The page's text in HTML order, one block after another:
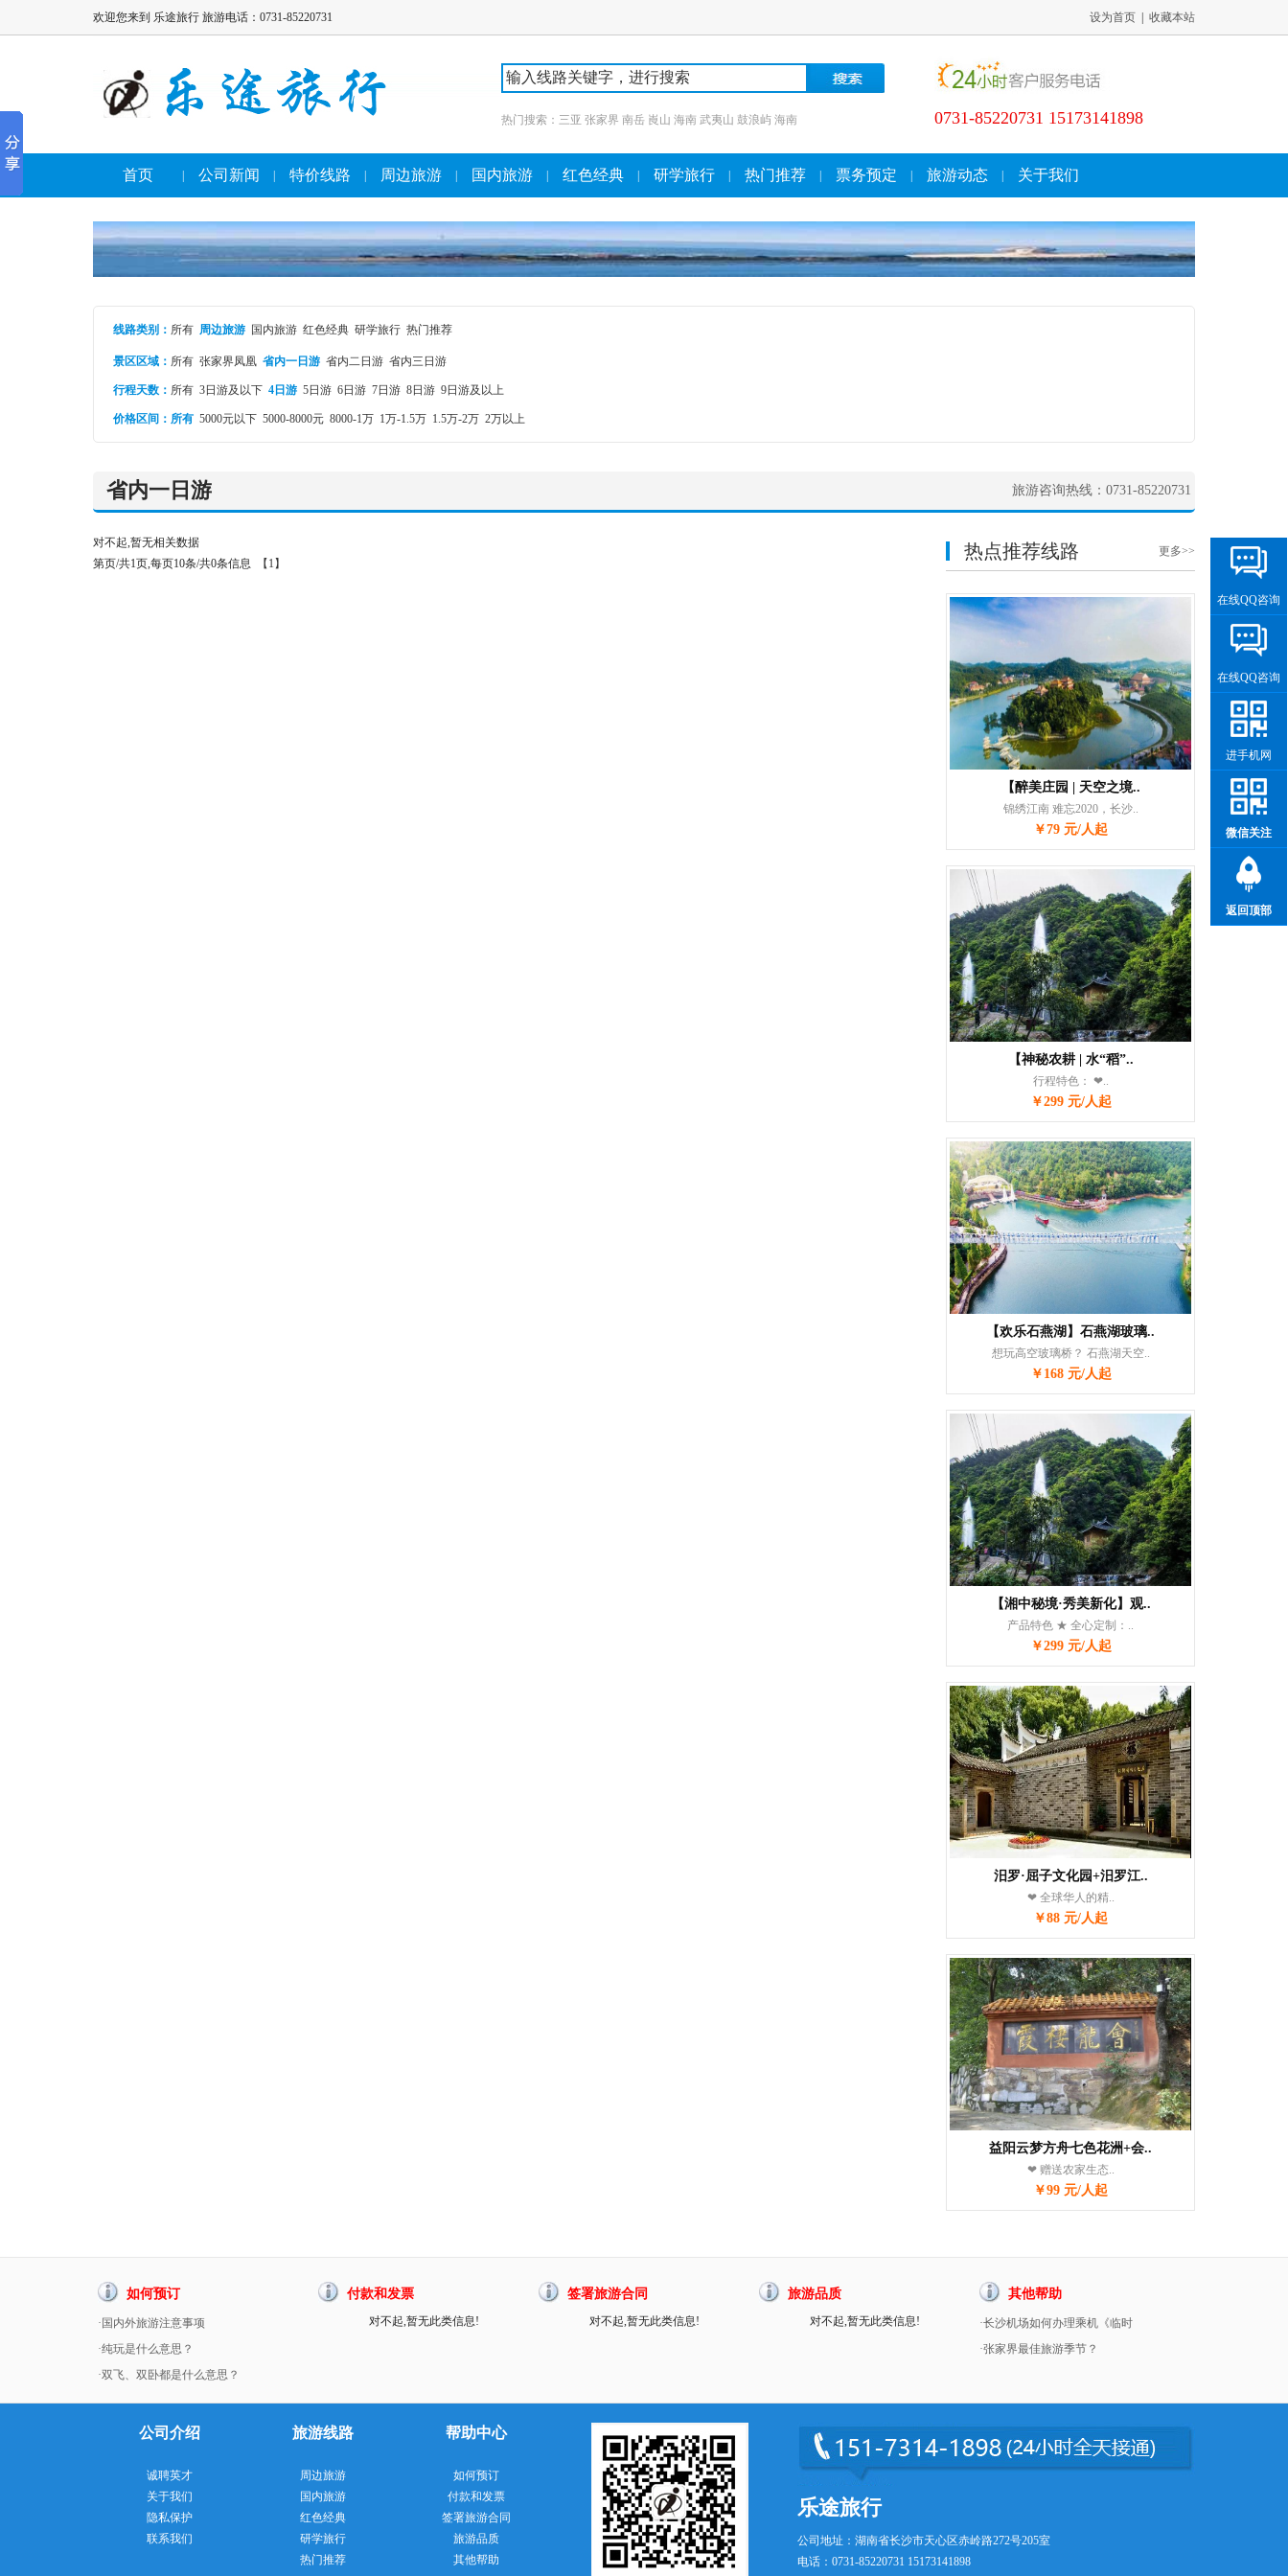
欢迎您来到 乐途旅行 旅游电话：0731-85220731 设为首页 收藏本站
热门搜索： 三亚 张家界 南岳 崀山 海南 武夷山 鼓浪屿 海南 0731-85220731 15173141898
首页 公司新闻 特价线路 周边旅游 国内旅游 红色经典 研学旅行 热门推荐 票务预定 旅游动态 关于我们
线路类别 ： 所有 周边旅游 国内旅游 红色经典 研学旅行 热门推荐
景区区域： 所有 张家界凤凰 省内一日游 省内二日游 省内三日游
行程天数： 所有 3日游及以下 4日游 5日游 6日游 7日游 8日游 9日游及以上
价格区间： 所有 5000元以下 5000-8000元 8000-1万 1万-1.5万 1.5万-2万 2万以上
省内一日游 旅游咨询热线：0731-85220731
对不起,暂无相关数据
第页/共1页,每页10条/共0条信息
【1】
热点推荐线路 更多>>
【醉美庄园 | 天空之境..
锦绣江南 难忘2020，长沙..
￥79 元/人起
【神秘农耕 | 水“稻”..
行程特色： ❤..
￥299 元/人起
【欢乐石燕湖】石燕湖玻璃..
想玩高空玻璃桥？ 石燕湖天空..
￥168 元/人起
【湘中秘境·秀美新化】观..
产品特色 ★ 全心定制：..
￥299 元/人起
汨罗·屈子文化园+汨罗江..
❤ 全球华人的精..
￥88 元/人起
益阳云梦方舟七色花洲+会..
❤ 赠送农家生态..
￥99 元/人起
如何预订
·国内外旅游注意事项
·纯玩是什么意思？
·双飞、双卧都是什么意思？
付款和发票
对不起,暂无此类信息!
签署旅游合同
对不起,暂无此类信息!
旅游品质
对不起,暂无此类信息!
其他帮助
·长沙机场如何办理乘机《临时
·张家界最佳旅游季节？
公司介绍
诚聘英才
关于我们
隐私保护
联系我们
旅游线路
周边旅游
国内旅游
红色经典
研学旅行
热门推荐
帮助中心
如何预订
付款和发票
签署旅游合同
旅游品质
其他帮助
乐途旅行
公司地址：湖南省长沙市天心区赤岭路272号205室
电话：0731-85220731 15173141898
在线QQ咨询
在线QQ咨询
进手机网
微信关注
返回顶部